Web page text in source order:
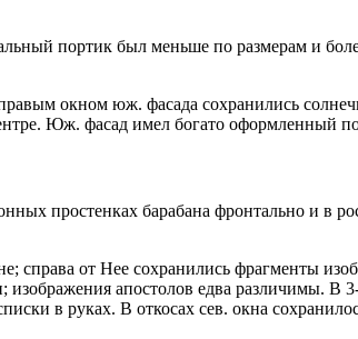
портик был меньше по размерам и
окном юж. фасада сохранились
Юж. фасад имел богато оформленный
простенках барабана фронтально и в
справа от Нее сохранились фрагменты
апостолов едва различимы. В
в руках. В откосах сев. окна